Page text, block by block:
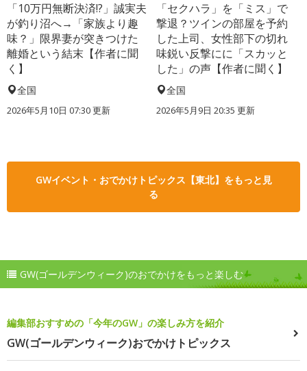
「10万円無断決済!?」誠実夫
が釣り沼へ→「家族より趣
味？」限界妻が突きつけた
離婚という結末【作者に聞
く】
全国
2026年5月10日 07:30 更新
「セクハラ」を「ミス」で
撃退？ツインの部屋を予約
した上司、女性部下の切れ
味鋭い反撃にに「スカッと
した」の声【作者に聞く】
全国
2026年5月9日 20:35 更新
GWイベント・おでかけトピックス【東北】をもっと見
る
GW(ゴールデンウィーク)のおでかけをもっと楽しむ
編集部おすすめの「今年のGW」の楽しみ方を紹介
GW(ゴールデンウィーク)おでかけトピックス